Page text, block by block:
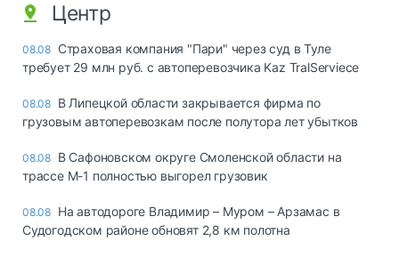
Центр
08.08 Страховая компания "Пари" через суд в Туле
требует 29 млн руб. с автоперевозчика Kaz TralServiece
08.08 В Липецкой области закрывается фирма по
грузовым автоперевозкам после полутора лет убытков
08.08 В Сафоновском округе Смоленской области на
трассе М-1 полностью выгорел грузовик
08.08 На автодороге Владимир – Муром – Арзамас в
Судогодском районе обновят 2,8 км полотна